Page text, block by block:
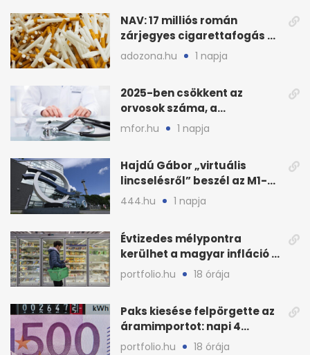
NAV: 17 milliós román
zárjegyes cigarettafogás az
M1-esen
adozona.hu 1 napja
2025-ben csökkent az
orvosok száma, a
háziorvosokra még több
mfor.hu 1 napja
Hajdú Gábor „virtuális
lincselésről” beszél az M1-
ből kirúgása után
444.hu 1 napja
Évtizedes mélypontra
kerülhet a magyar infláció a
KSH új adata szerint
portfolio.hu 18 órája
Paks kiesése felpörgette az
áramimportot: napi 4
milliárd forintos számla
portfolio.hu 18 órája